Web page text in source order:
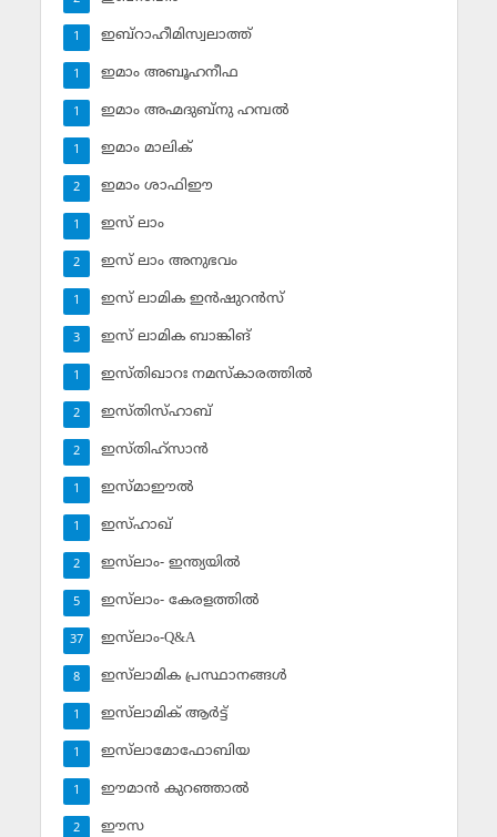
ഇബ്‌റാഹീമിസ്വലാത്ത്
1
ഇമാം അബൂഹനീഫ
1
ഇമാം അഹ്മദുബ്‌നു ഹമ്പല്‍
1
ഇമാം മാലിക്
1
ഇമാം ശാഫിഈ
2
ഇസ് ലാം
1
ഇസ് ലാം അനുഭവം
2
ഇസ് ലാമിക ഇന്‍ഷുറന്‍സ്‌
1
ഇസ് ലാമിക ബാങ്കിങ്‌
3
ഇസ്തിഖാറഃ നമസ്‌കാരത്തില്‍
1
ഇസ്തിസ്ഹാബ്
2
ഇസ്തിഹ്‌സാന്‍
2
ഇസ്മാഈല്‍
1
ഇസ്ഹാഖ്‌
1
ഇസ്‌ലാം- ഇന്ത്യയില്‍
2
ഇസ്‌ലാം- കേരളത്തില്‍
5
ഇസ്‌ലാം-Q&A
37
ഇസ്‌ലാമിക പ്രസ്ഥാനങ്ങള്‍
8
ഇസ്‌ലാമിക് ആര്‍ട്ട്
1
ഇസ്‌ലാമോഫോബിയ
1
ഈമാന്‍ കുറഞ്ഞാല്‍
1
ഈസ
2